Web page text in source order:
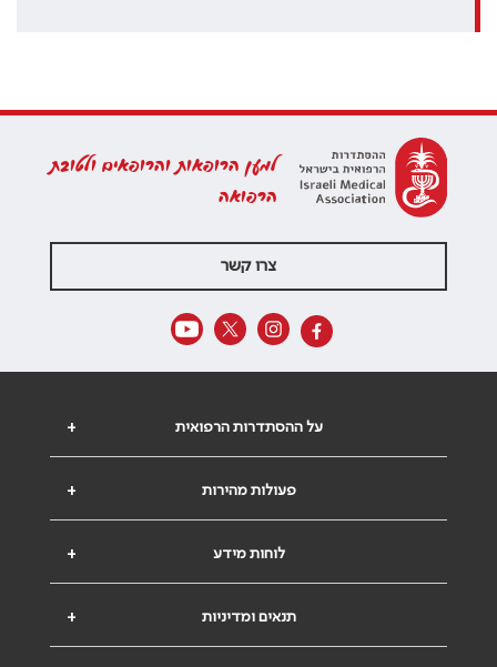
למען הרופאות והרופאים ולטובת
הרפואה
צרו קשר
+ על ההסתדרות הרפואית
+ פעולות מהירות
+ לוחות מידע
+ תנאים ומדיניות